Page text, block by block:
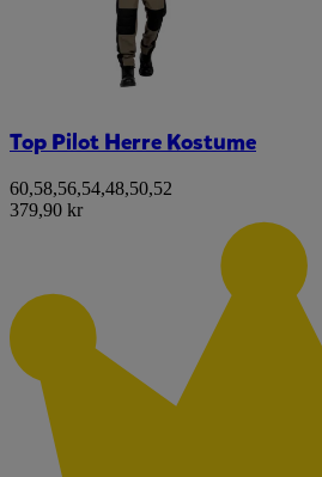
Top Pilot Herre Kostume
60,58,56,54,48,50,52
379,90 kr